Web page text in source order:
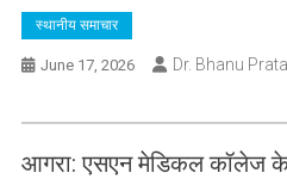
स्थानीय समाचार
June 17, 2026 Dr. Bhanu
आगरा: एसएन मेडिकल कॉलेज